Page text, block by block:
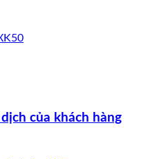
của khách hàng